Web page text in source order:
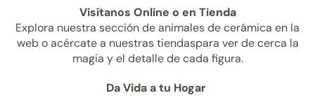
Visítanos Online o en Tienda
Explora nuestra sección de animales de cerámica en la
web o acércate a nuestras tiendaspara ver de cerca la
magia y el detalle de cada figura.
Da Vida a tu Hogar